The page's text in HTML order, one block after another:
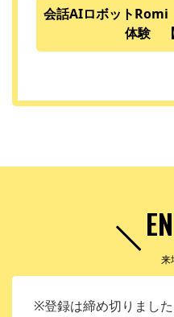
会話AIロボットRomi
体験 【
来
※登録は締め切りました